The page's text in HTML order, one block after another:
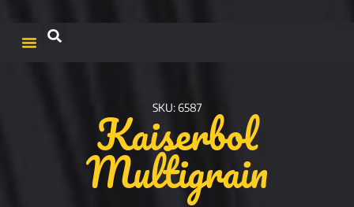
SKU: 6587
Kaiserbol
Multigrain